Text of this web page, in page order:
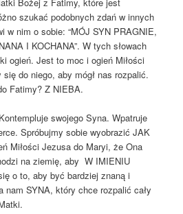
szukać podobnych zdań w innych
w nim o sobie: “MÓJ SYN PRAGNIE,
I KOCHANA”. W tych słowach
ogień. Jest to moc i ogień Miłości
do niego, aby mógł nas rozpalić.
Fatimy? Z NIEBA.
swojego Syna. Wpatruje
Spróbujmy sobie wyobrazić JAK
Miłości Jezusa do Maryi, że Ona
na ziemię, aby W IMIENIU
o to, aby być bardziej znaną i
SYNA, który chce rozpalić cały